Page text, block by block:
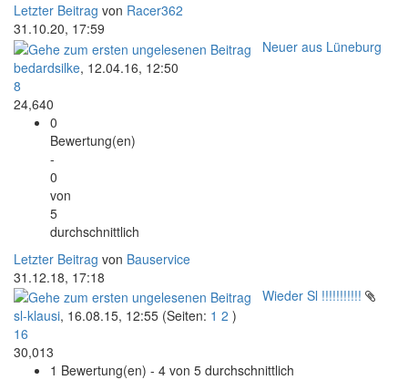
Letzter Beitrag von Racer362
31.10.20, 17:59
Neuer aus Lüneburg
bedardsilke, 12.04.16, 12:50
8
24,640
0
Bewertung(en)
-
0
von
5
durchschnittlich
Letzter Beitrag von Bauservice
31.12.18, 17:18
Wieder Sl !!!!!!!!!!!
sl-klausi, 16.08.15, 12:55 (Seiten: 1 2 )
16
30,013
1 Bewertung(en) - 4 von 5 durchschnittlich